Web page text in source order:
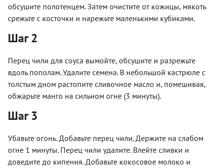
обсушите полотенцем. Затем очистите от кожицы, мякоть
срежьте с косточки и нарежьте маленькими кубиками.
Шаг 2
Перец чили для соуса вымойте, обсушите и разрежьте
вдоль пополам. Удалите семена. В небольшой кастрюле с
толстым дном растопите сливочное масло и, помешивая,
обжарьте манго на сильном огне (3 минуты).
Шаг 3
Убавьте огонь. Добавьте перец чили. Держите на слабом
огне 1 минуты. Перец чили удалите. Влейте сливки и
доведите до кипения. Добавьте кокосовое молоко и